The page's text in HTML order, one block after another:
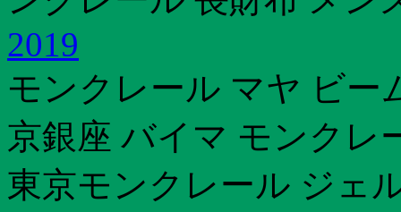
2019
モンクレール マヤ ビー
京銀座 バイマ モンクレ
東京モンクレール ジェ